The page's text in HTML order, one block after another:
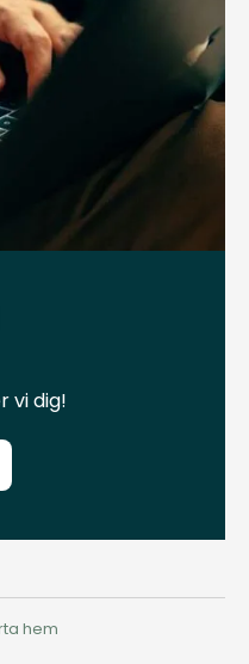
vi dig!
hem